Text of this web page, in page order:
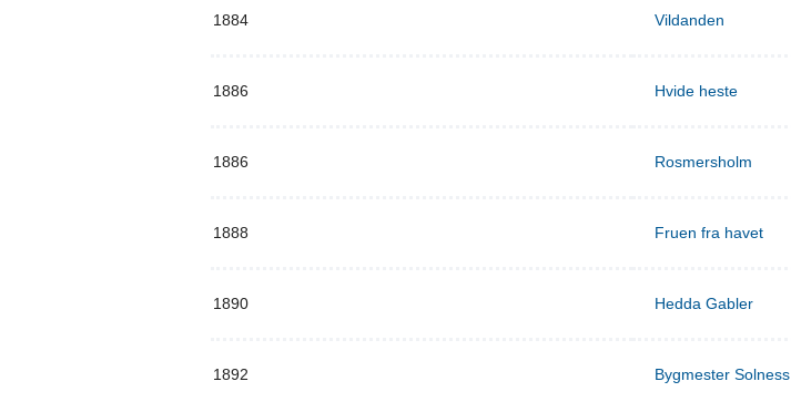
1884 Vildanden
1886 Hvide heste
1886 Rosmersholm
1888 Fruen fra havet
1890 Hedda Gabler
1892 Bygmester Solness